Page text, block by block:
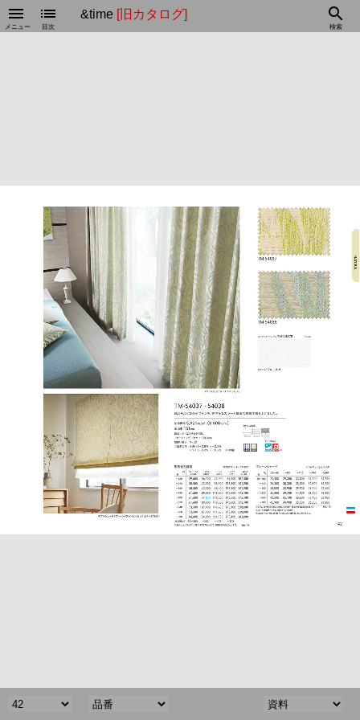
menu
メニュー
&time [旧カタログ]
list
目次
search
検索